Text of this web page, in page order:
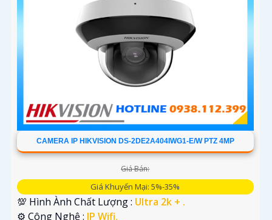
CAMERA IP HIKVISION DS-2DE2A404IWG1-E/W PTZ 4MP
Giá Bán:
Giá Khuyến Mại: 5%-35%
💯 Hình Ành Chất Lượng : Ultra 2k + .
⚙ Công Nghệ : IP Wifi.